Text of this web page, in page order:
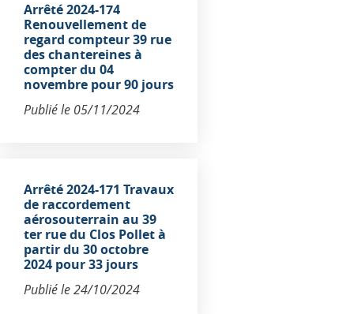
Arrêté 2024-174
Renouvellement de
regard compteur 39 rue
des chantereines à
compter du 04
novembre pour 90 jours
Publié le 05/11/2024
Arrêté 2024-171 Travaux
de raccordement
aérosouterrain au 39
ter rue du Clos Pollet à
partir du 30 octobre
2024 pour 33 jours
Publié le24/10/2024